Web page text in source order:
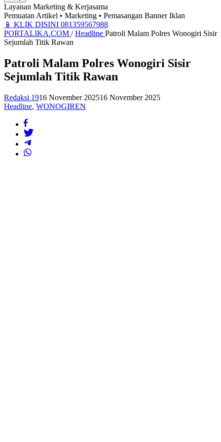
Layanan Marketing & Kerjasama
Pemuatan Artikel • Marketing • Pemasangan Banner Iklan
📱 KLIK DISINI 081359567988
PORTALIKA.COM / Headline Patroli Malam Polres Wonogiri Sisir
Sejumlah Titik Rawan
Patroli Malam Polres Wonogiri Sisir
Sejumlah Titik Rawan
Redaksi 1916 November 202516 November 2025
Headline, WONOGIREN